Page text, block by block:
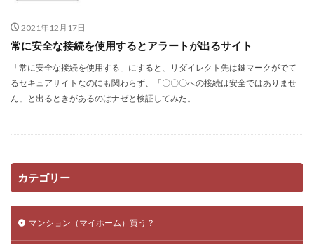
2021年12月17日
常に安全な接続を使用するとアラートが出るサイト
「常に安全な接続を使用する」にすると、リダイレクト先は鍵マークがでて
るセキュアサイトなのにも関わらず、「〇〇〇への接続は安全ではありませ
ん」と出るときがあるのはナゼと検証してみた。
カテゴリー
マンション（マイホーム）買う？
DataBase
更新されない
セキュアアラート
Jquery
メンテナンス
クラウドソーシング
数式
Vision
課金 htaccess
iMac
リダイレクト ブログ運営
Bookmark
ガジェット
SEO
検索 テンプレート
VESA非対応
Facebook
サテライトサイト